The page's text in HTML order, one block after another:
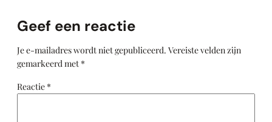
Geef een reactie
Je e-mailadres wordt niet gepubliceerd. Vereiste velden zijn
gemarkeerd met *
Reactie *